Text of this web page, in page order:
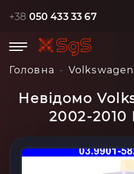
+38 050 433 33 67
Головна Volkswagen
Невідомо
2002-2010